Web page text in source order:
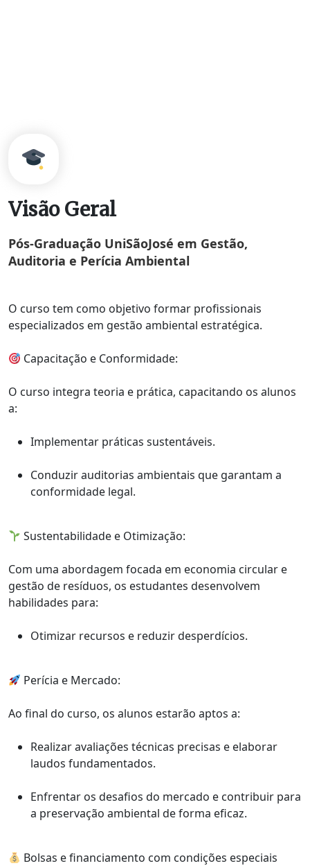
Visão Geral
Pós-Graduação UniSãoJosé em Gestão,
Auditoria e Perícia Ambiental
O curso tem como objetivo formar profissionais
especializados em gestão ambiental estratégica.
Capacitação e Conformidade:
O curso integra teoria e prática, capacitando os alunos
a:
Implementar práticas sustentáveis.
Conduzir auditorias ambientais que garantam a
conformidade legal.
Sustentabilidade e Otimização:
Com uma abordagem focada em economia circular e
gestão de resíduos, os estudantes desenvolvem
habilidades para:
Otimizar recursos e reduzir desperdícios.
Perícia e Mercado:
Ao final do curso, os alunos estarão aptos a:
Realizar avaliações técnicas precisas e elaborar
laudos fundamentados.
Enfrentar os desafios do mercado e contribuir para
a preservação ambiental de forma eficaz.
Bolsas e financiamento com condições especiais